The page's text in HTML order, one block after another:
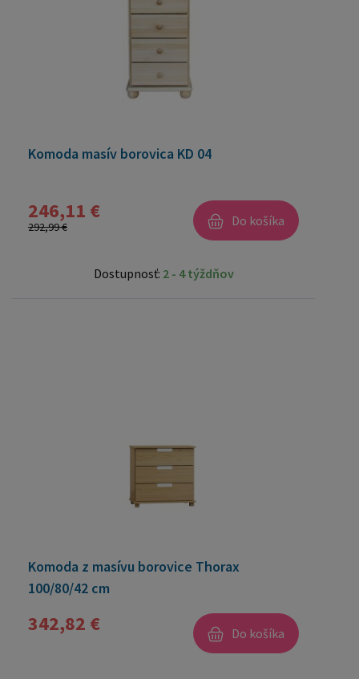
Komoda masív borovica KD 04
246,11 €
292,99 € Do košíka
Dostupnosť: 2 - 4 týždňov
Komoda z masívu borovice Thorax
100/80/42 cm
342,82 € Do košíka